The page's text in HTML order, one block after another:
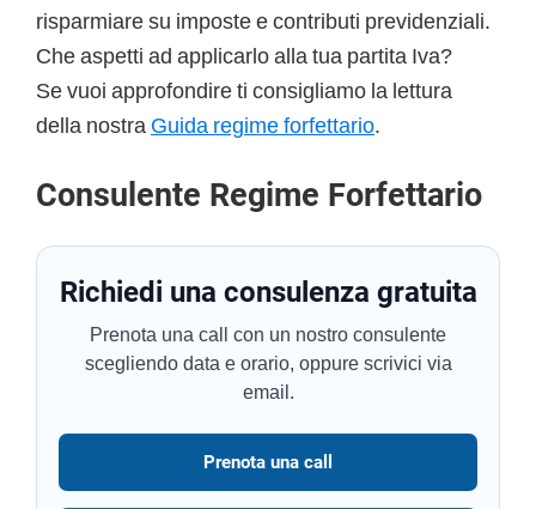
risparmiare su imposte e contributi previdenziali.
Che aspetti ad applicarlo alla tua partita Iva?
Se vuoi approfondire ti consigliamo la lettura
della nostra Guida regime forfettario.
Consulente Regime Forfettario
Richiedi una consulenza gratuita
Prenota una call con un nostro consulente
scegliendo data e orario, oppure scrivici via
email.
Prenota una call